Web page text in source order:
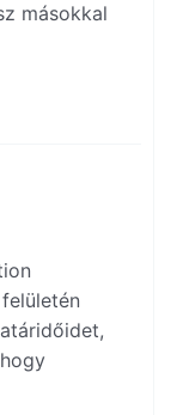
másokkal